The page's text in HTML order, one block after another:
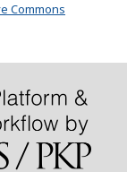
Commons